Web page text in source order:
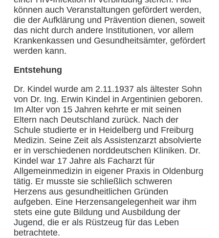
können auch Veranstaltungen gefördert werden,
die der Aufklärung und Prävention dienen, soweit
das nicht durch andere Institutionen, vor allem
Krankenkassen und Gesundheitsämter, gefördert
werden kann.
Entstehung
Dr. Kindel wurde am 2.11.1937 als ältester Sohn
von Dr. Ing. Erwin Kindel in Argentinien geboren.
Im Alter von 15 Jahren kehrte er mit seinen
Eltern nach Deutschland zurück. Nach der
Schule studierte er in Heidelberg und Freiburg
Medizin. Seine Zeit als Assistenzarzt absolvierte
er in verschiedenen norddeutschen Kliniken. Dr.
Kindel war 17 Jahre als Facharzt für
Allgemeinmedizin in eigener Praxis in Oldenburg
tätig. Er musste sie schließlich schweren
Herzens aus gesundheitlichen Gründen
aufgeben. Eine Herzensangelegenheit war ihm
stets eine gute Bildung und Ausbildung der
Jugend, die er als Rüstzeug für das Leben
betrachtete.